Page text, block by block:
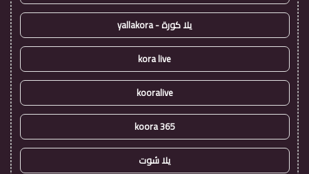
يلا كورة - yallakora
kora live
kooralive
koora 365
يلا شوت